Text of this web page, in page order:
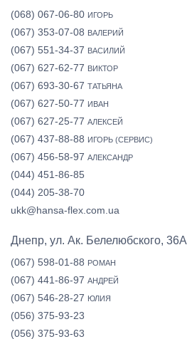
(068) 067-06-80 ИГОРЬ
(067) 353-07-08 ВАЛЕРИЙ
(067) 551-34-37 ВАСИЛИЙ
(067) 627-62-77 ВИКТОР
(067) 693-30-67 ТАТЬЯНА
(067) 627-50-77 ИВАН
(067) 627-25-77 АЛЕКСЕЙ
(067) 437-88-88 ИГОРЬ (СЕРВИС)
(067) 456-58-97 АЛЕКСАНДР
(044) 451-86-85
(044) 205-38-70
ukk@hansa-flex.com.ua
Днепр, ул. Ак. Белелюбского, 36А
(067) 598-01-88 РОМАН
(067) 441-86-97 АНДРЕЙ
(067) 546-28-27 ЮЛИЯ
(056) 375-93-23
(056) 375-93-63